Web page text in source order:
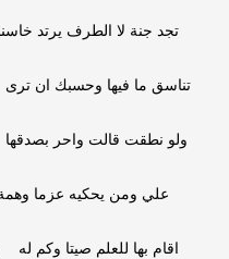
تجد جنة لا الطرف يرتد
تناسق ما فيها وحسبك ان
ولو نطقت قالت واحر
علي ومن يحكيه عزما
اقام بها للعلم صيتا وكم